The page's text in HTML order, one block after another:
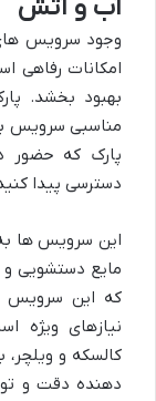
آب و آتش
وجود سرویس
امکانات رفاهی
بهبود بخشد.
مناسبی سرویس
پارک که حضور
دسترسی پیدا
این سرویس ها
مایع دستشویی
که این سرویس
نیازهای ویژه
کالسکه و
دهنده دقت و